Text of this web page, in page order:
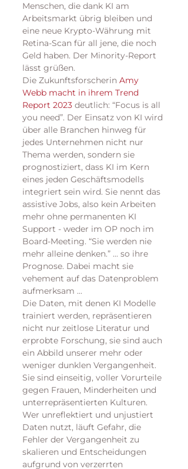
Menschen, die dank KI am
Arbeitsmarkt übrig bleiben und
eine neue Krypto-Währung mit
Retina-Scan für all jene, die noch
Geld haben. Der Minority-Report
lässt grüßen.
Die Zukunftsforscherin Amy
Webb macht in ihrem Trend
Report 2023 deutlich: “Focus is all
you need”. Der Einsatz von KI wird
über alle Branchen hinweg für
jedes Unternehmen nicht nur
Thema werden, sondern sie
prognostiziert, dass KI im Kern
eines jeden Geschäftsmodells
integriert sein wird. Sie nennt das
assistive Jobs, also kein Arbeiten
mehr ohne permanenten KI
Support - weder im OP noch im
Board-Meeting. “Sie werden nie
mehr alleine denken.” ... so ihre
Prognose. Dabei macht sie
vehement auf das Datenproblem
aufmerksam ...
Die Daten, mit denen KI Modelle
trainiert werden, repräsentieren
nicht nur zeitlose Literatur und
erprobte Forschung, sie sind auch
ein Abbild unserer mehr oder
weniger dunklen Vergangenheit.
Sie sind einseitig, voller Vorurteile
gegen Frauen, Minderheiten und
unterrepräsentierten Kulturen.
Wer unreflektiert und unjustiert
Daten nutzt, läuft Gefahr, die
Fehler der Vergangenheit zu
skalieren und Entscheidungen
aufgrund von verzerrten